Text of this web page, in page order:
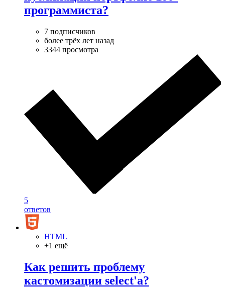
программиста?
7 подписчиков
более трёх лет назад
3344 просмотра
5
ответов
HTML
+1 ещё
Как решить проблему
кастомизации select'a?